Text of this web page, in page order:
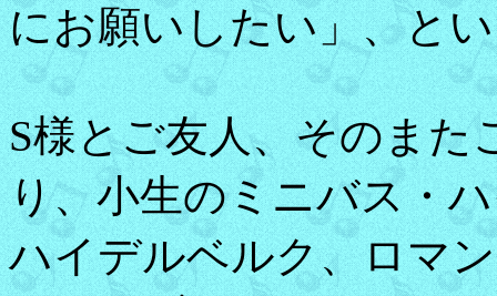
にお願いしたい」、と
S様とご友人、そのまた
り、小生のミニバス・
ハイデルベルク、ロマ